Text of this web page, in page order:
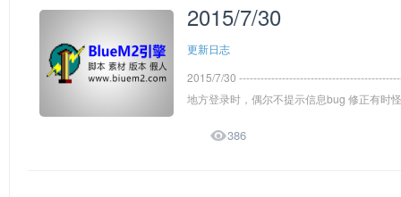
2015/7/30
更新日志
2015/7/30
地方登录时，偶尔不提示信息bug 修正有时
386